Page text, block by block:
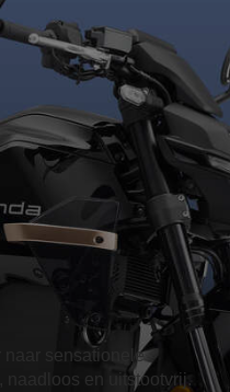
naar sensationele
en uitstootvrij.